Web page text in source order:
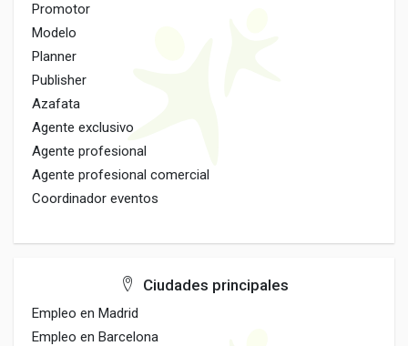
Promotor
Modelo
Planner
Publisher
Azafata
Agente exclusivo
Agente profesional
Agente profesional comercial
Coordinador eventos
Ciudades principales
Empleo en Madrid
Empleo en Barcelona